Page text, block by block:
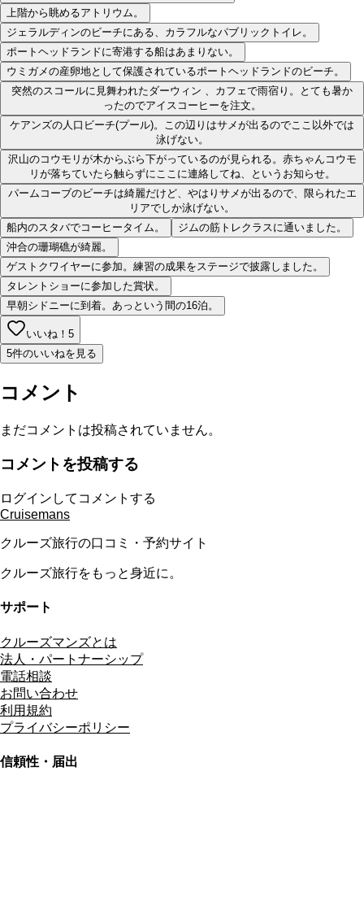
上階から眺めるアトリウム。
ジェラルディンのビーチにある、カラフルなパブリックトイレ。
ポートヘッドランドに寄港する船はあまりない。
ウミガメの産卵地として保護されているポートヘッドランドのビーチ。
突然のスコールに見舞われたダーウィン 、カフェで雨宿り。とても暑か
ったのでアイスコーヒーを注文。
ケアンズの人口ビーチ(プール)。この辺りはサメが出るのでここ以外では
泳げない。
沢山のコウモリが木からぶら下がっているのが見られる。赤ちゃんコウモ
リが落ちていたら触らずにここに連絡してね、というお知らせ。
パームコーブのビーチは綺麗だけど、やはりサメが出るので、限られたエ
リアでしか泳げない。
船内のスタバでコーヒータイム。
ジムの筋トレクラスに通いました。
沖合の珊瑚礁が綺麗。
ゲストクワイヤーに参加。練習の成果をステージで披露しました。
タレントショーに参加した賞状。
早朝シドニーに到着。あっという間の16泊。
いいね！ 5
5件のいいねを見る
コメント
まだコメントは投稿されていません。
コメントを投稿する
ログインしてコメントする
Cruisemans
クルーズ旅行の口コミ・予約サイト
クルーズ旅行をもっと身近に。
サポート
クルーズマンズとは
法人・パートナーシップ
電話相談
お問い合わせ
利用規約
プライバシーポリシー
信頼性・届出